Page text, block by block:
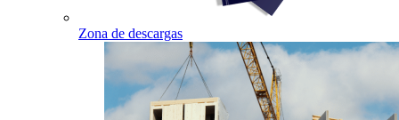
Zona de descargas